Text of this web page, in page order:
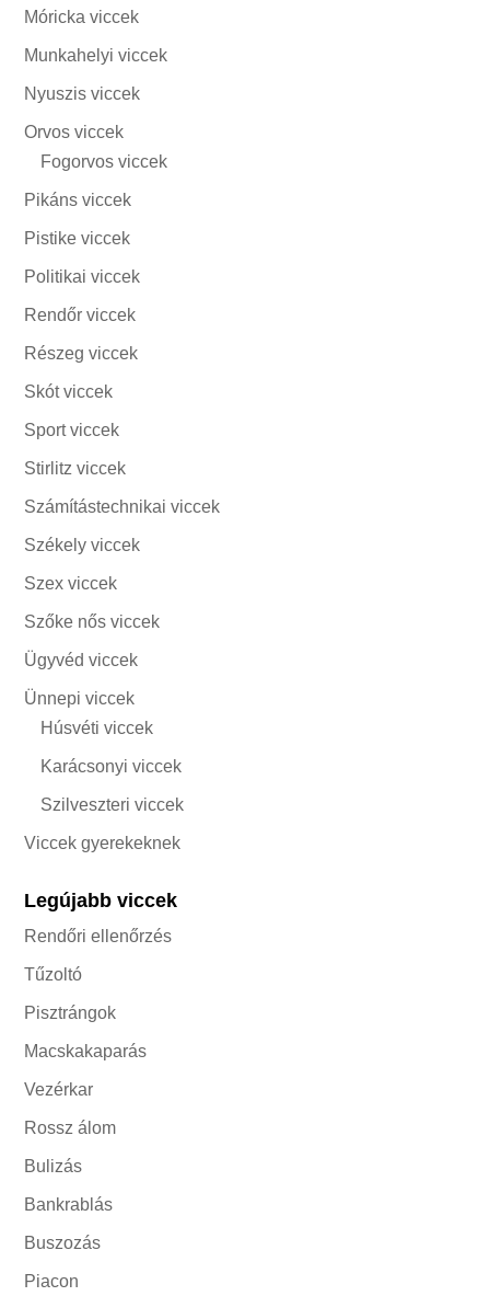
Móricka viccek
Munkahelyi viccek
Nyuszis viccek
Orvos viccek
Fogorvos viccek
Pikáns viccek
Pistike viccek
Politikai viccek
Rendőr viccek
Részeg viccek
Skót viccek
Sport viccek
Stirlitz viccek
Számítástechnikai viccek
Székely viccek
Szex viccek
Szőke nős viccek
Ügyvéd viccek
Ünnepi viccek
Húsvéti viccek
Karácsonyi viccek
Szilveszteri viccek
Viccek gyerekeknek
Legújabb viccek
Rendőri ellenőrzés
Tűzoltó
Pisztrángok
Macskakaparás
Vezérkar
Rossz álom
Bulizás
Bankrablás
Buszozás
Piacon